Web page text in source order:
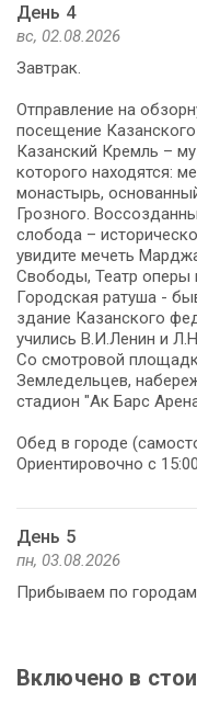
День 4
вс, 02.08.2026
Завтрак.
Отправление на
посещение
Казанский Кремль –
которого находятся:
монастырь,
Грозного.
слобода –
увидите мечеть
Свободы, Театр
Городская ратуша -
здание Казанского
учились В.И.Ленин и
Со смотровой
Земледельцев,
стадион "Ак Барс
Обед в городе
Ориентировочно с
День 5
пн, 03.08.2026
Прибываем по городам.
Включено в